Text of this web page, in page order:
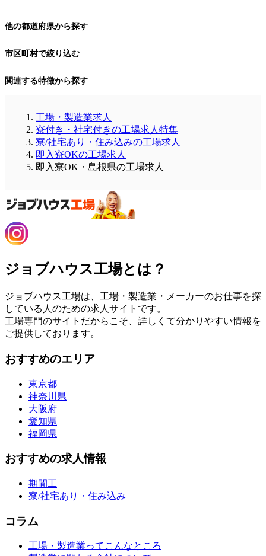
他の都道府県から探す
市区町村で絞り込む
関連する特徴から探す
工場・製造業求人
寮付き・社宅付きの工場求人特集
寮/社宅あり・住み込みの工場求人
即入寮OKの工場求人
即入寮OK・島根県の工場求人
ジョブハウス工場とは？
ジョブハウス工場は、工場・製造業・メーカーのお仕事を探
している人のための求人サイトです。
工場専門のサイトだからこそ、詳しくて分かりやすい情報を
ご提供しております。
おすすめのエリア
東京都
神奈川県
大阪府
愛知県
福岡県
おすすめの求人情報
期間工
寮/社宅あり・住み込み
コラム
工場・製造業ってこんなところ